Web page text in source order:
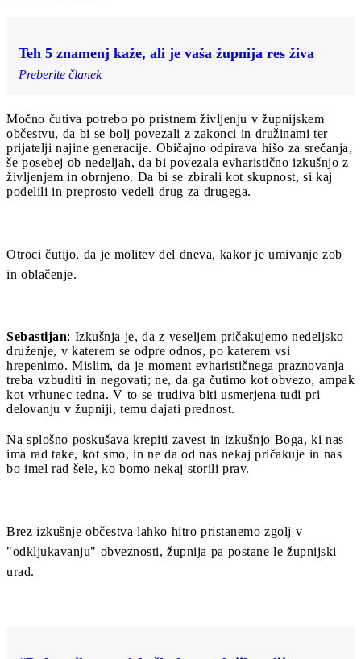
Teh 5 znamenj kaže, ali je vaša župnija res živa
Preberite članek
Močno čutiva potrebo po pristnem življenju v župnijskem
občestvu, da bi se bolj povezali z zakonci in družinami ter
prijatelji najine generacije. Običajno odpirava hišo za srečanja,
še posebej ob nedeljah, da bi povezala evharistično izkušnjo z
življenjem in obrnjeno. Da bi se zbirali kot skupnost, si kaj
podelili in preprosto vedeli drug za drugega.
Otroci čutijo, da je molitev del dneva, kakor je umivanje zob
in oblačenje.
Sebastijan: Izkušnja je, da z veseljem pričakujemo nedeljsko
druženje, v katerem se odpre odnos, po katerem vsi
hrepenimo. Mislim, da je moment evharističnega praznovanja
treba vzbuditi in negovati; ne, da ga čutimo kot obvezo, ampak
kot vrhunec tedna. V to se trudiva biti usmerjena tudi pri
delovanju v župniji, temu dajati prednost.
Na splošno poskušava krepiti zavest in izkušnjo Boga, ki nas
ima rad take, kot smo, in ne da od nas nekaj pričakuje in nas
bo imel rad šele, ko bomo nekaj storili prav.
Brez izkušnje občestva lahko hitro pristanemo zgolj v
"odkljukavanju" obveznosti, župnija pa postane le župnijski
urad.